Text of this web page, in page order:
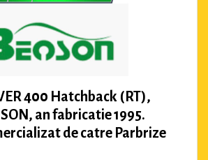
400 Hatchback (RT),
an fabricatie 1995.
de catre Parbrize